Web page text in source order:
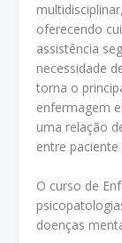
oferecendo
assistência
necessidade
torna o
enfermagem
uma relação
entre
O curso de
doenças